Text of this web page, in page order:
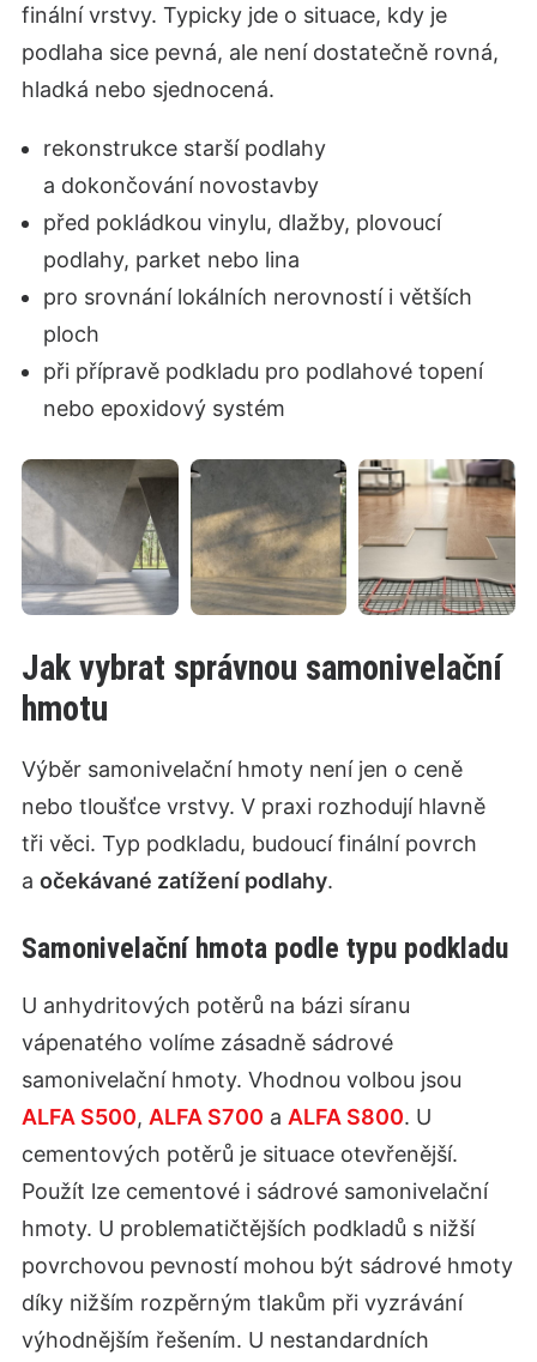
finální vrstvy. Typicky jde o situace, kdy je
podlaha sice pevná, ale není dostatečně rovná,
hladká nebo sjednocená.
rekonstrukce starší podlahy
a dokončování novostavby
před pokládkou vinylu, dlažby, plovoucí
podlahy, parket nebo lina
pro srovnání lokálních nerovností i větších
ploch
při přípravě podkladu pro podlahové topení
nebo epoxidový systém
Jak vybrat správnou samonivelační
hmotu
Výběr samonivelační hmoty není jen o ceně
nebo tloušťce vrstvy. V praxi rozhodují hlavně
tři věci. Typ podkladu, budoucí finální povrch
a očekávané zatížení podlahy.
Samonivelační hmota podle typu podkladu
U anhydritových potěrů na bázi síranu
vápenatého volíme zásadně sádrové
samonivelační hmoty. Vhodnou volbou jsou
ALFA S500, ALFA S700 a ALFA S800. U
cementových potěrů je situace otevřenější.
Použít lze cementové i sádrové samonivelační
hmoty. U problematičtějších podkladů s nižší
povrchovou pevností mohou být sádrové hmoty
díky nižším rozpěrným tlakům při vyzrávání
výhodnějším řešením. U nestandardních